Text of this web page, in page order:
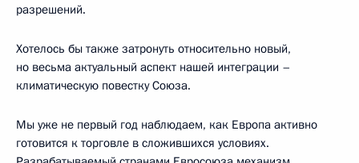
разрешений.
Хотелось бы также затронуть относительно новый,
но весьма актуальный аспект нашей интеграции –
климатическую повестку Союза.
Мы уже не первый год наблюдаем, как Европа активно
готовится к торговле в сложившихся условиях.